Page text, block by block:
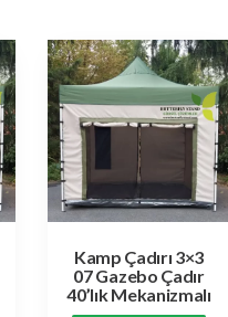
Kamp Çadırı 3×3
07 Gazebo Çadır
40’lık Mekanizmalı